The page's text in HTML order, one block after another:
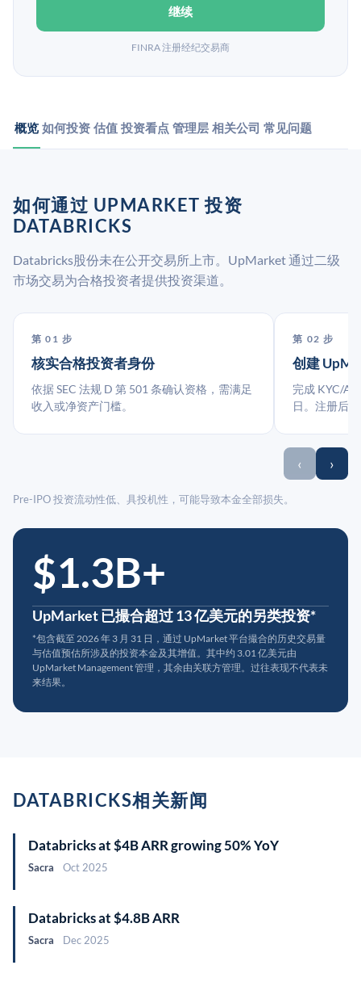
继续
FINRA 注册经纪交易商
概览 如何投资 估值 投资看点 管理层 相关公司 常见问题
如何通过 UPMARKET 投资
DATABRICKS
Databricks股份未在公开交易所上市。UpMarket 通过二级
市场交易为合格投资者提供投资渠道。
第 01 步
核实合格投资者身份
依据 SEC 法规 D 第 501 条确认资格，需满足
收入或净资产门槛。
第 02 步
创建
完成 KYC/
日。注册后
‹ ›
Pre-IPO 投资流动性低、具投机性，可能导致本金全部损失。
$1.3B+
UpMarket 已撮合超过 13 亿美元的另类投资*
*包含截至 2026 年 3 月 31 日，通过 UpMarket 平台撮合的历史交易量
与估值预估所涉及的投资本金及其增值。其中约 3.01 亿美元由
UpMarket Management 管理，其余由关联方管理。过往表现不代表未
来结果。
DATABRICKS相关新闻
Databricks at $4B ARR growing 50% YoY
Sacra Oct 2025
Databricks at $4.8B ARR
Sacra Dec 2025